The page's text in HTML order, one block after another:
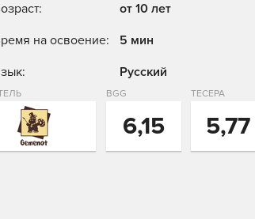
от 10 лет
на освоение:
5 мин
Русский
BGG
6,15
ТЕСЕРА
5,77